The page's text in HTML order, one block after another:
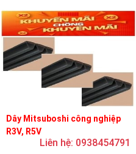
Dây Mitsuboshi công nghiệp
R3V, R5V
Liên hệ: 0938454791